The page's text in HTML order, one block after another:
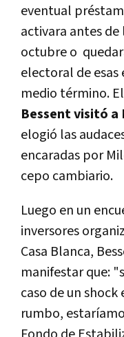
eventual
activara antes de
octubre o
electoral de esas
medio término.
Bessent visitó a
elogió las
encaradas por
cepo cambiario.
Luego en un
inversores
Casa Blanca,
manifestar que:
caso de un
rumbo,